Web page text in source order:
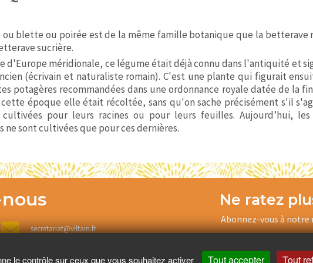
ou blette ou poirée est de la même famille botanique que la betterave
sucrière.
d'Europe méridionale, ce légume était déjà connu dans l'antiquité et
(écrivain et naturaliste romain). C'est une plante qui figurait
potagères recommandées dans une ordonnance royale datée de la
cette époque elle était récoltée, sans qu'on sache précisément s'il
cultivées pour leurs racines ou pour leurs feuilles. Aujourd’hui, les
ne sont cultivées que pour ces dernières.
secretariat@viltain.fr
Ne ratez
Abonnez-vous à
le contrôle sur ceux que vous souhaitez activer Tout accepter Tout